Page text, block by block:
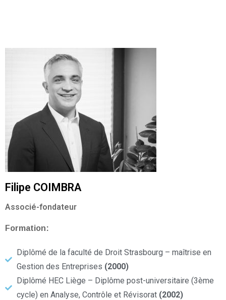
Filipe COIMBRA
Associé-fondateur
Formation:
Diplômé de la faculté de Droit Strasbourg – maîtrise en
Gestion des Entreprises (2000)
Diplômé HEC Liège – Diplôme post-universitaire (3ème
cycle) en Analyse, Contrôle et Révisorat (2002)